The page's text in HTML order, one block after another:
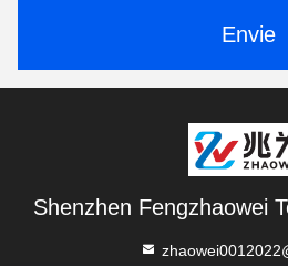
Envie
Shenzhen Fengzhaowei